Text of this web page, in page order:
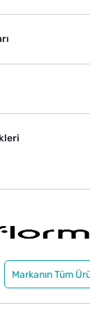
Markanın Tüm